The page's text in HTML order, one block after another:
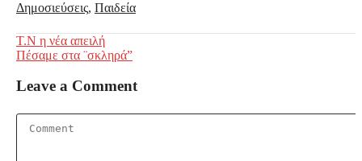
Δημοσιεύσεις, Παιδεία
Post
navigation
Τ.Ν η νέα απειλή
Πέσαμε στα ¨σκληρά”
Leave a Comment